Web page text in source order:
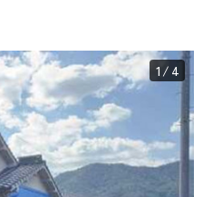
1 /4